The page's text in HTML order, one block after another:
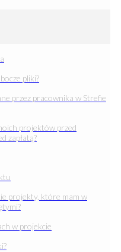
pliki?
przez pracownika w Strefie
projektów przed
zapłatą?
projekty, które mam w
w projekcie